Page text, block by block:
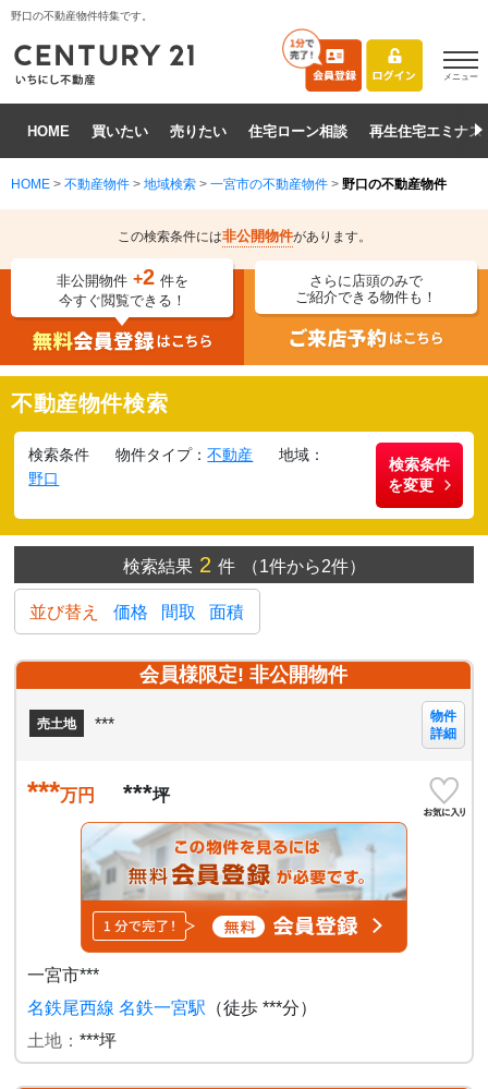
野口の不動産物件特集です。
メニュー
HOME 買いたい 売りたい 住宅ローン相談 再生住宅エミナス
HOME > 不動産物件 > 地域検索 > 一宮市の不動産物件 > 野口の不動産物件
この検索条件には非公開物件があります。
非公開物件 +2 件を
今すぐ閲覧できる！
さらに店頭のみで
ご紹介できる物件も！
不動産物件検索
検索条件 物件タイプ：不動産
地域：
野口
検索条件
を変更
検索結果2 件 （1件から2件）
並び替え 価格 間取 面積
会員様限定! 非公開物件
売土地 ***
物件
詳細
***万円 ***坪
一宮市***
名鉄尾西線 名鉄一宮駅 （徒歩 ***分）
土地：***坪